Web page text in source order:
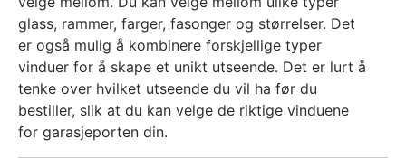
glass, rammer, farger, fasonger og størrelser. Det
er også mulig å kombinere forskjellige typer
vinduer for å skape et unikt utseende. Det er lurt å
tenke over hvilket utseende du vil ha før du
bestiller, slik at du kan velge de riktige vinduene
for garasjeporten din.